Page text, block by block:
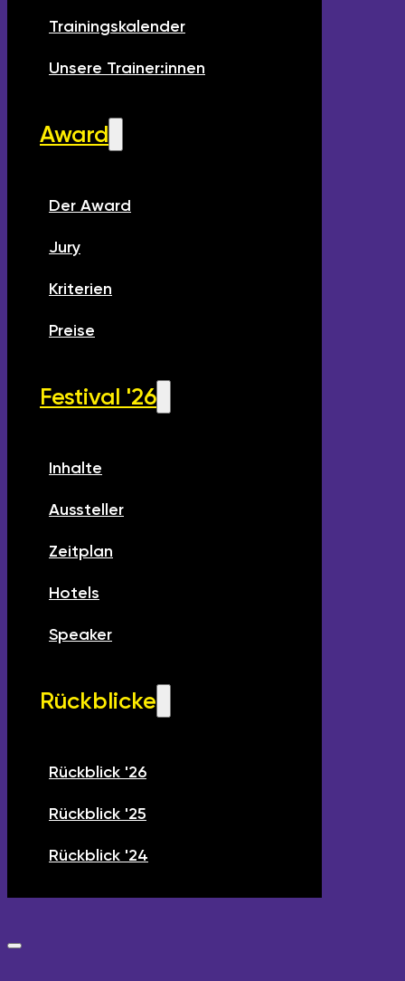
Trainingskalender
Unsere Trainer:innen
Award
Der Award
Jury
Kriterien
Preise
Festival '26
Inhalte
Aussteller
Zeitplan
Hotels
Speaker
Rückblicke
Rückblick '26
Rückblick '25
Rückblick '24